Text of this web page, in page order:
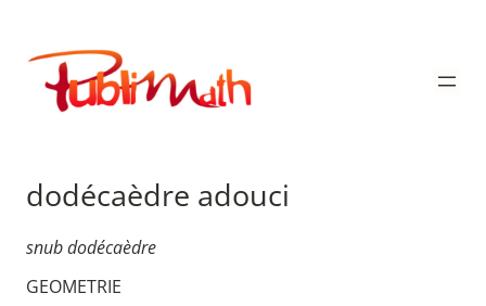
contenu
Publimath
dodécaèdre adouci
snub dodécaèdre
GEOMETRIE